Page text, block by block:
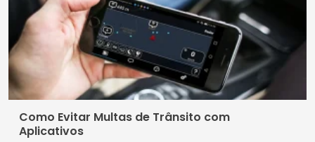
Como Evitar Multas de Trânsito com
Aplicativos